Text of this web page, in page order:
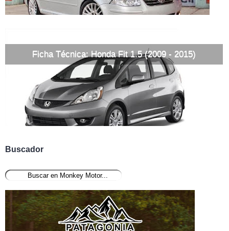
Ficha Técnica: Honda Fit 1.5 (2009 - 2015)
Buscador